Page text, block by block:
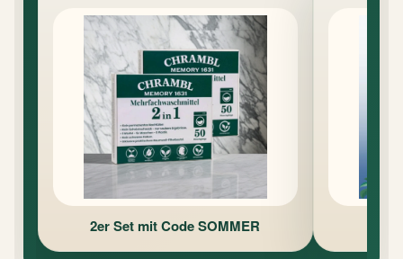
2er Set mit Code SOMMER